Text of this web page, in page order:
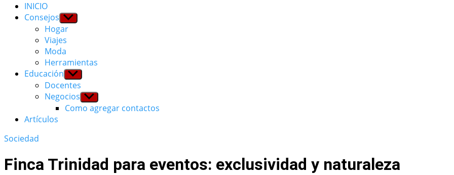
INICIO
Consejos Show
sub
menu
Hogar
Viajes
Moda
Herramientas
Educación Show
sub
menu
Docentes
Negocios Show
sub
menu
Como agregar contactos
Artículos
Sociedad
Finca Trinidad para eventos: exclusividad y naturaleza